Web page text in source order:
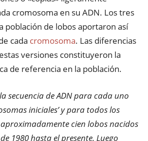
cromosoma en su ADN. Los tres
población de lobos aportaron así
cada cromosoma. Las diferencias
versiones constituyeron la
de referencia en la población.
secuencia de ADN para cada uno
iniciales’ y para todos los
cien lobos nacidos
1980 hasta el presente. Luego